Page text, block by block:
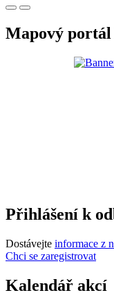
Mapový
Přihlášení k
Dostávejte informace z
Chci se zaregistrovat
Kalendář akcí